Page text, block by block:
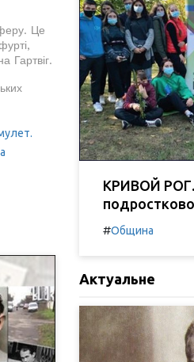
Це
Гартвіг.
КРИВОЙ РОГ.
#Община
Актуальне